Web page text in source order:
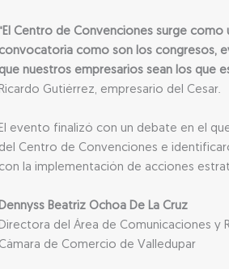
“El Centro de Convenciones surge
convocatoria como son los congresos,
que nuestros empresarios sean los que
Ricardo Gutiérrez, empresario del Cesar.
El evento finalizó con un debate en el
del Centro de Convenciones e
con la implementación de acciones
Dennyss Beatriz Ochoa De La Cruz
Directora del Área de Comunicaciones y
Cámara de Comercio de Valledupar